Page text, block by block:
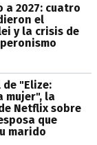
a 2027: cuatro
el
y la crisis de
"Elize:
mujer", la
Netflix sobre
que
marido